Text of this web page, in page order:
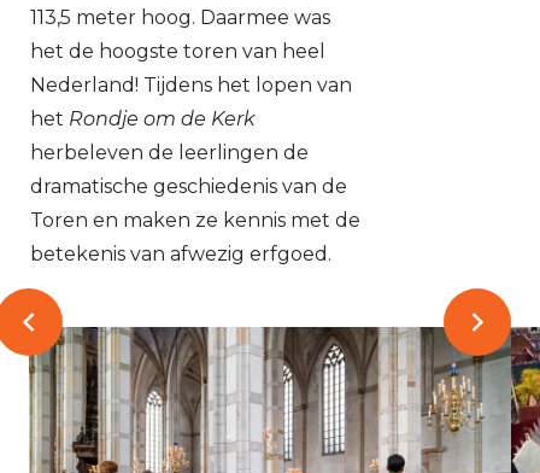
113,5 meter hoog. Daarmee was
het de hoogste toren van heel
Nederland! Tijdens het lopen van
het Rondje om de Kerk
herbeleven de leerlingen de
dramatische geschiedenis van de
Toren en maken ze kennis met de
betekenis van afwezig erfgoed.